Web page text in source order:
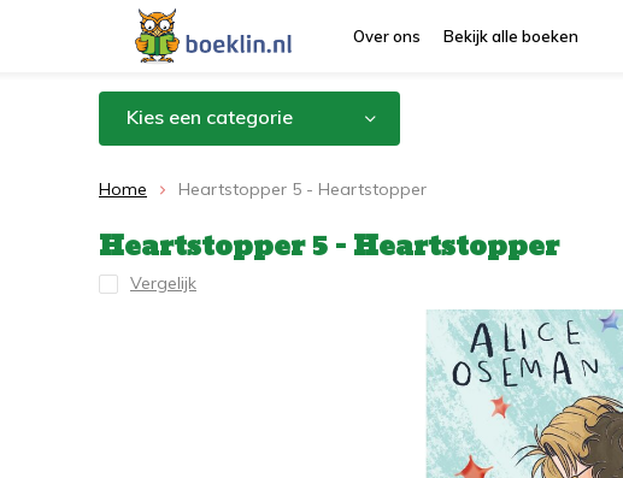
Over ons Bekijk alle boeken
Kies een categorie
Home Heartstopper 5 - Heartstopper
Heartstopper 5 - Heartstopper
Vergelijk